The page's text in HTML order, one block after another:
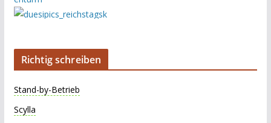
Richtig schreiben
Stand-by-Betrieb
Scylla